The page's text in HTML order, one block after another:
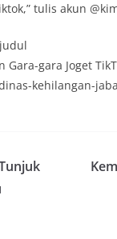
tulis akun
gara Joget
kehilangan-